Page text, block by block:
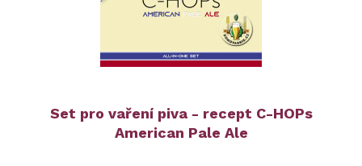
Set pro vaření piva - recept C-HOPs
American Pale Ale